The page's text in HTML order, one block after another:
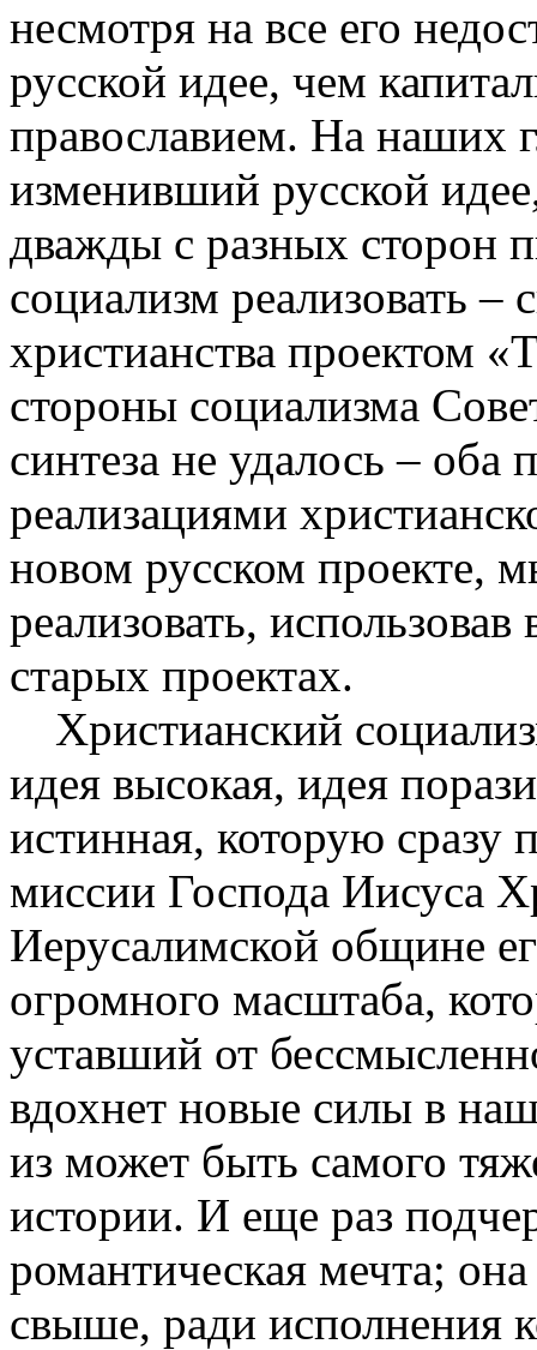
несмотря на все его
русской идее, чем
православием. На наших
изменивший русской
дважды с разных сторон
социализм реализовать –
христианства проектом
стороны социализма
синтеза не удалось –
реализациями
новом русском проекте,
реализовать,
старых проектах.
Христианский
идея высокая, идея
истинная, которую сразу
миссии Господа Иисуса
Иерусалимской общине
огромного масштаба,
уставший от
вдохнет новые силы в
из может быть самого
истории. И еще раз
романтическая мечта;
свыше, ради исполнения